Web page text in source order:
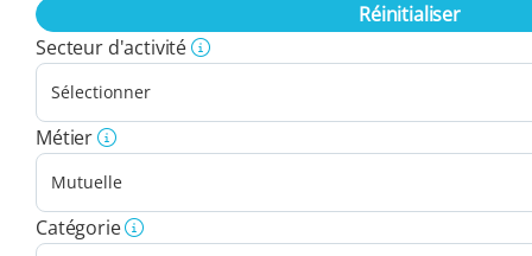
Réinitialiser
Secteur d'activité
Métier
Catégorie